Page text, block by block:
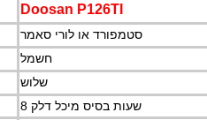
Doosan P126TI
סטמפורד או לורי סאמר
חשמל
שלוש
8 שעות בסיס מיכל דלק